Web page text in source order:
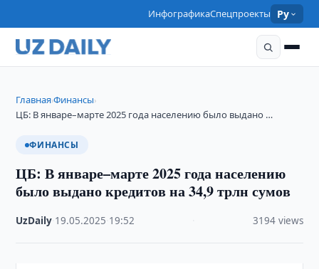
ИнфографикаСпецпроекты Ру
Главная›Финансы›
ЦБ: В январе–марте 2025 года населению было выдано …
ФИНАНСЫ
ЦБ: В январе–марте 2025 года населению
было выдано кредитов на 34,9 трлн сумов
UzDaily 19.05.2025 19:52 3194 views